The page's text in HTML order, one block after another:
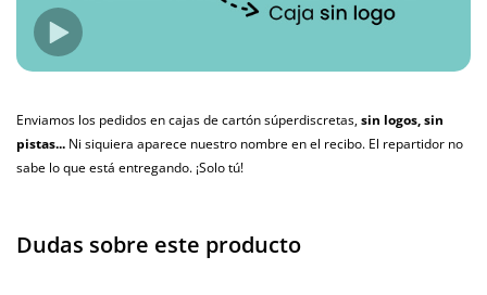
Enviamos los pedidos en cajas de cartón súperdiscretas,sin logos, sin
pistas... Ni siquiera aparece nuestro nombre en el recibo. El repartidor no
sabe lo que está entregando. ¡Solo tú!
Dudas sobre este producto